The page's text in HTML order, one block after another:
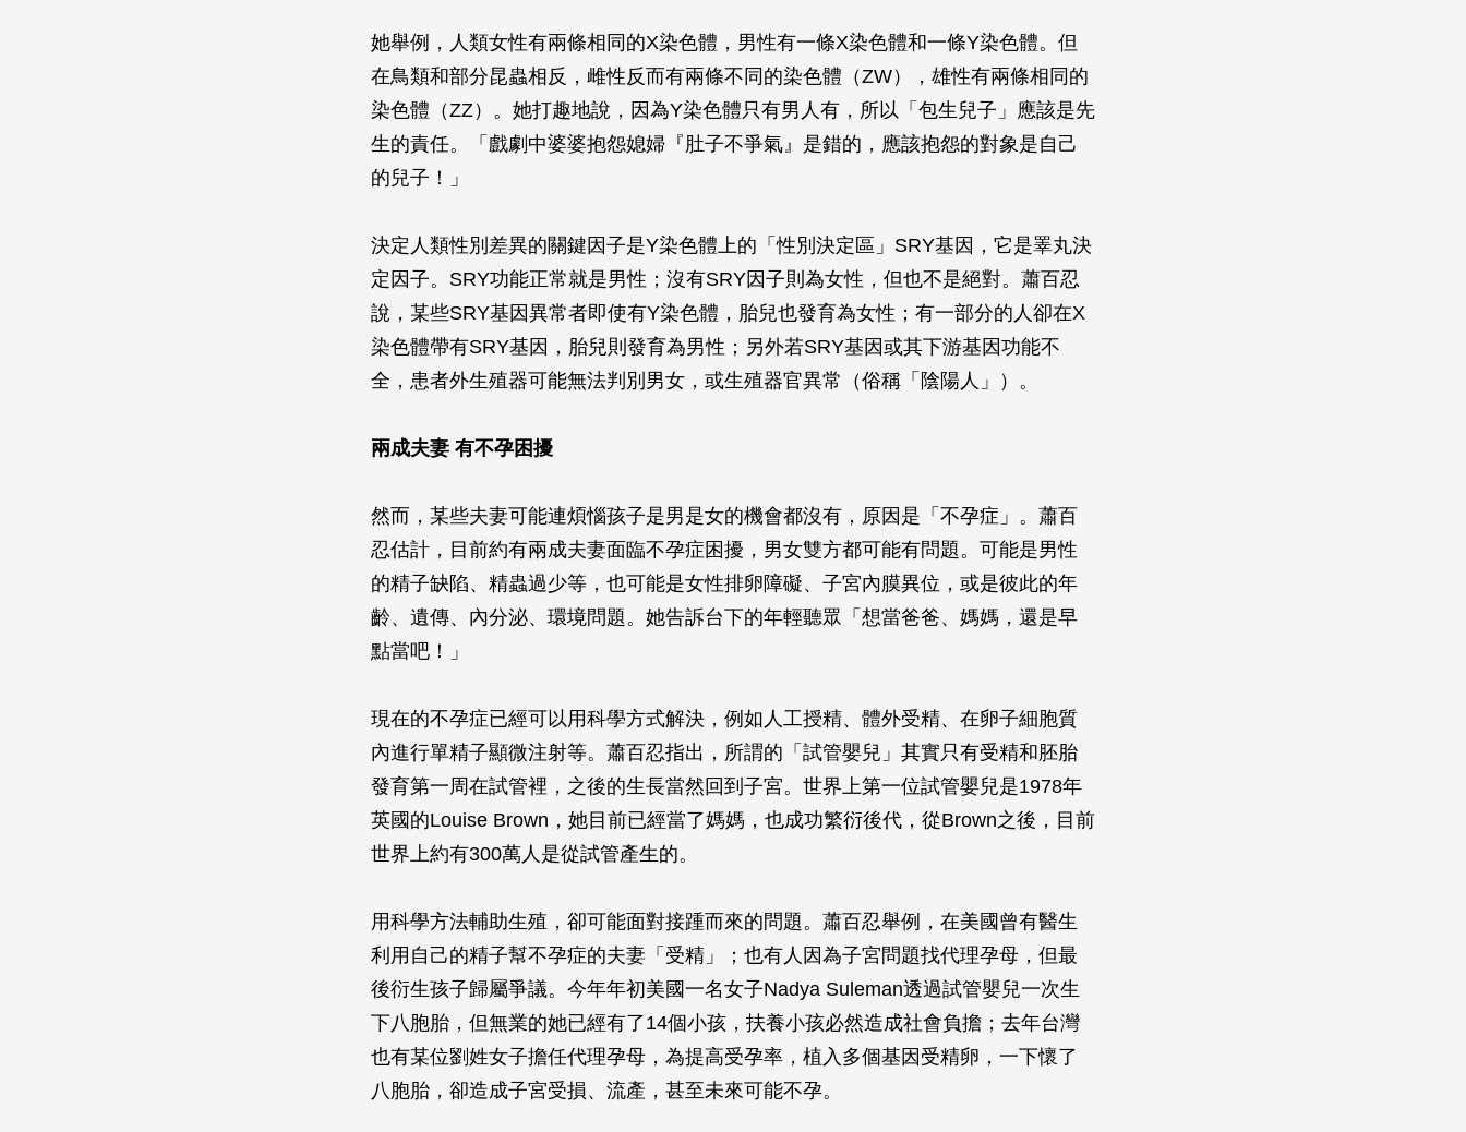
她舉例，人類女性有兩條相同的X染色體，男性有一條X染色體和一條Y染色體。但
在鳥類和部分昆蟲相反，雌性反而有兩條不同的染色體（ZW），雄性有兩條相同的
染色體（ZZ）。她打趣地說，因為Y染色體只有男人有，所以「包生兒子」應該是先
生的責任。「戲劇中婆婆抱怨媳婦『肚子不爭氣』是錯的，應該抱怨的對象是自己
的兒子！」
決定人類性別差異的關鍵因子是Y染色體上的「性別決定區」SRY基因，它是睪丸決
定因子。SRY功能正常就是男性；沒有SRY因子則為女性，但也不是絕對。蕭百忍
說，某些SRY基因異常者即使有Y染色體，胎兒也發育為女性；有一部分的人卻在X
染色體帶有SRY基因，胎兒則發育為男性；另外若SRY基因或其下游基因功能不
全，患者外生殖器可能無法判別男女，或生殖器官異常（俗稱「陰陽人」）。
兩成夫妻 有不孕困擾
然而，某些夫妻可能連煩惱孩子是男是女的機會都沒有，原因是「不孕症」。蕭百
忍估計，目前約有兩成夫妻面臨不孕症困擾，男女雙方都可能有問題。可能是男性
的精子缺陷、精蟲過少等，也可能是女性排卵障礙、子宮內膜異位，或是彼此的年
齡、遺傳、內分泌、環境問題。她告訴台下的年輕聽眾「想當爸爸、媽媽，還是早
點當吧！」
現在的不孕症已經可以用科學方式解決，例如人工授精、體外受精、在卵子細胞質
內進行單精子顯微注射等。蕭百忍指出，所謂的「試管嬰兒」其實只有受精和胚胎
發育第一周在試管裡，之後的生長當然回到子宮。世界上第一位試管嬰兒是1978年
英國的Louise Brown，她目前已經當了媽媽，也成功繁衍後代，從Brown之後，目前
世界上約有300萬人是從試管產生的。
用科學方法輔助生殖，卻可能面對接踵而來的問題。蕭百忍舉例，在美國曾有醫生
利用自己的精子幫不孕症的夫妻「受精」；也有人因為子宮問題找代理孕母，但最
後衍生孩子歸屬爭議。今年年初美國一名女子Nadya Suleman透過試管嬰兒一次生
下八胞胎，但無業的她已經有了14個小孩，扶養小孩必然造成社會負擔；去年台灣
也有某位劉姓女子擔任代理孕母，為提高受孕率，植入多個基因受精卵，一下懷了
八胞胎，卻造成子宮受損、流產，甚至未來可能不孕。